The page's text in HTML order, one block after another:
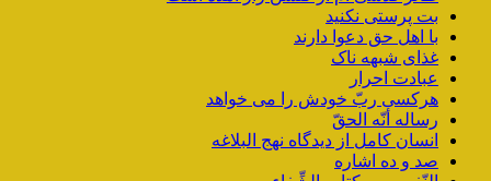
بت پرستی نکنید
با اهل حق دعوا دارند
غذای شبهه ناک
عبادت احرار
هرکسی ربّ خودش را می خواهد
رساله أنّه الحقّ
انسان کامل از دیدگاه نهج البلاغه
صد و ده اشاره